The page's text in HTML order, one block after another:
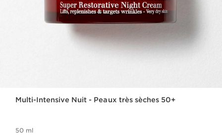
Multi-Intensive Nuit - Peaux très sèches 50+
50 ml